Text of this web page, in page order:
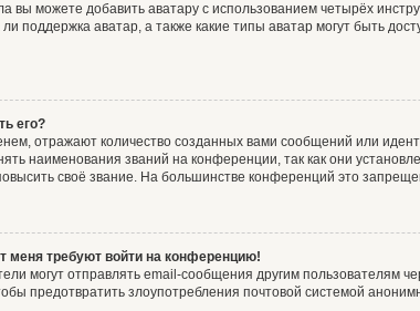
вы можете добавить аватару с использованием четырёх
поддержка аватар, а также какие типы аватар могут быть
его?
отражают количество созданных вами сообщений или
наименования званий на конференции, так как они
своё звание. На большинстве конференций это
меня требуют войти на конференцию!
могут отправлять email-сообщения другим
предотвратить злоупотребления почтовой системой